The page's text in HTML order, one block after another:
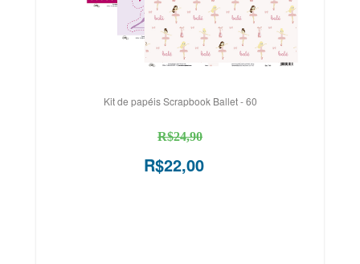
Kit de papéis Scrapbook Ballet - 60
R$24,90
R$22,00